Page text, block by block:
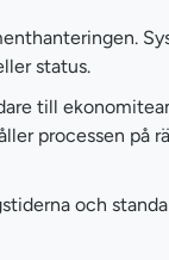
status.
till
processen på
och